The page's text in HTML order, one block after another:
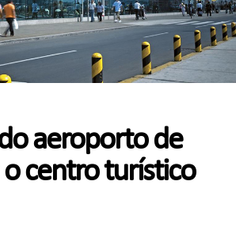
aeroporto de
o centro turístico